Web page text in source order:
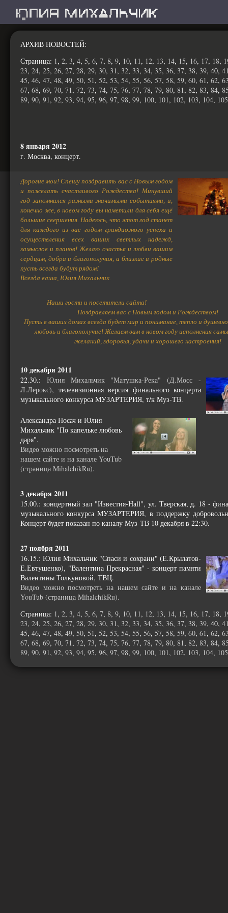
АРХИВ НОВОСТЕЙ:
Страница: 1, 2, 3, 4, 5, 6, 7, 8, 9, 10, 11, 12, 13, 14, 15, 16, 17, 18,
23, 24, 25, 26, 27, 28, 29, 30, 31, 32, 33, 34, 35, 36, 37, 38, 39, 40,
45, 46, 47, 48, 49, 50, 51, 52, 53, 54, 55, 56, 57, 58, 59, 60, 61, 62,
67, 68, 69, 70, 71, 72, 73, 74, 75, 76, 77, 78, 79, 80, 81, 82, 83, 84,
89, 90, 91, 92, 93, 94, 95, 96, 97, 98, 99, 100, 101, 102, 103, 104, 105
8 января 2012
г. Москва, концерт.
Дорогие мои! Спешу поздравить вас с Новым годом
и пожелать счастливого Рождества! Минувший
год запомнился разными значимыми событиями, и,
конечно же, в новом году вы наметили для себя ещё
большие свершения. Надеюсь, что этот год станет
для каждого из вас годом грандиозного успеха и
осуществления всех ваших светлых надежд,
замыслов и планов! Желаю счастья и любви вашим
сердцам, добра и благополучия, а близкие и родные
пусть всегда будут рядом!
Всегда ваша, Юлия Михальчик.
Наши гости и посетители сайта!
Поздравляем вас с Новым годом и Рождеством!
Пусть в ваших домах всегда будет мир и понимание, тепло и
любовь и благополучие! Желаем вам в новом году исполнения
желаний, здоровья, удачи и хорошего настроения!
10 декабря 2011
22.30.: Юлия Михальчик "Матушка-Река" (Д.Мосс -
Л.Лерокс), телевизионная версия финального концерта
музыкального конкурса МУЗАРТЕРИЯ, т/к Муз-ТВ.
Александра Носач и Юлия
Михальчик "По капельке любовь
даря".
Видео можно посмотреть на
нашем сайте и на канале YouTub
(страница MihalchikRu).
3 декабря 2011
15.00.: концертный зал "Известия-Hall", ул. Тверская, д. 18 -
музыкального конкурса МУЗАРТЕРИЯ, в поддержку
Концерт будет показан по каналу Муз-ТВ 10 декабря в 22:30.
27 ноября 2011
16.15.: Юлия Михальчик "Спаси и сохрани" (Е.Крылатов-
Е.Евтушенко), "Валентина Прекрасная" - концерт памяти
Валентины Толкуновой, ТВЦ.
Видео можно посмотреть на нашем сайте и на канале
YouTub (страница MihalchikRu).
Страница: 1, 2, 3, 4, 5, 6, 7, 8, 9, 10, 11, 12, 13, 14, 15, 16, 17, 18,
23, 24, 25, 26, 27, 28, 29, 30, 31, 32, 33, 34, 35, 36, 37, 38, 39, 40,
45, 46, 47, 48, 49, 50, 51, 52, 53, 54, 55, 56, 57, 58, 59, 60, 61, 62,
67, 68, 69, 70, 71, 72, 73, 74, 75, 76, 77, 78, 79, 80, 81, 82, 83, 84,
89, 90, 91, 92, 93, 94, 95, 96, 97, 98, 99, 100, 101, 102, 103, 104, 105